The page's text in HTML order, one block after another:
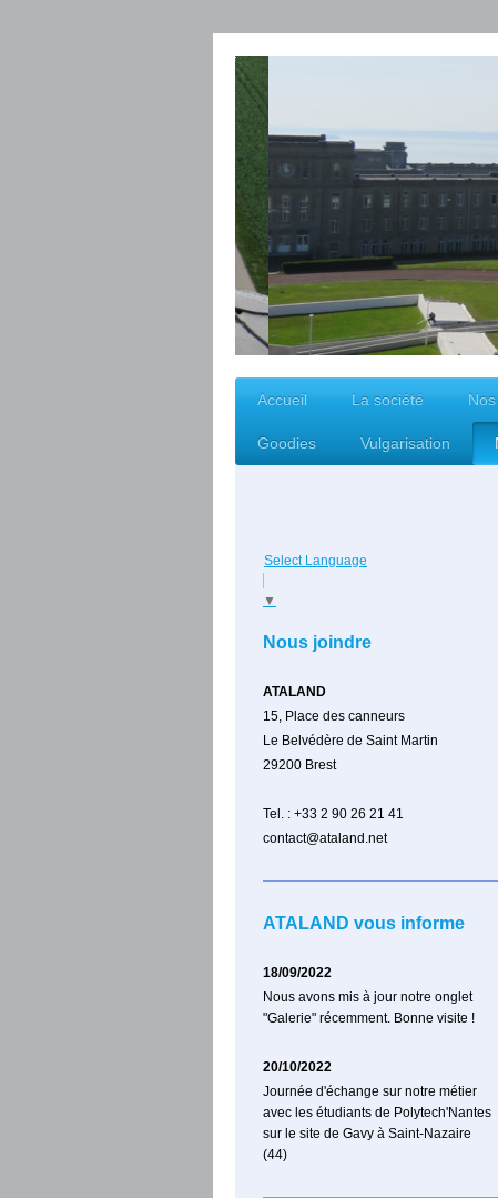
Accueil La société
Goodies Vulgarisation
Select Language
▼
Nous joindre
ATALAND
15, Place des canneurs
Le Belvédère de Saint Martin
29200 Brest
Tel. : +33 2 90 26 21 41
contact@ataland.net
ATALAND vous informe
18/09/2022
Nous avons mis à jour notre onglet
"Galerie" récemment. Bonne visite !
20/10/2022
Journée d'échange sur notre métier
avec les étudiants de Polytech'Nantes
sur le site de Gavy à Saint-Nazaire
(44)